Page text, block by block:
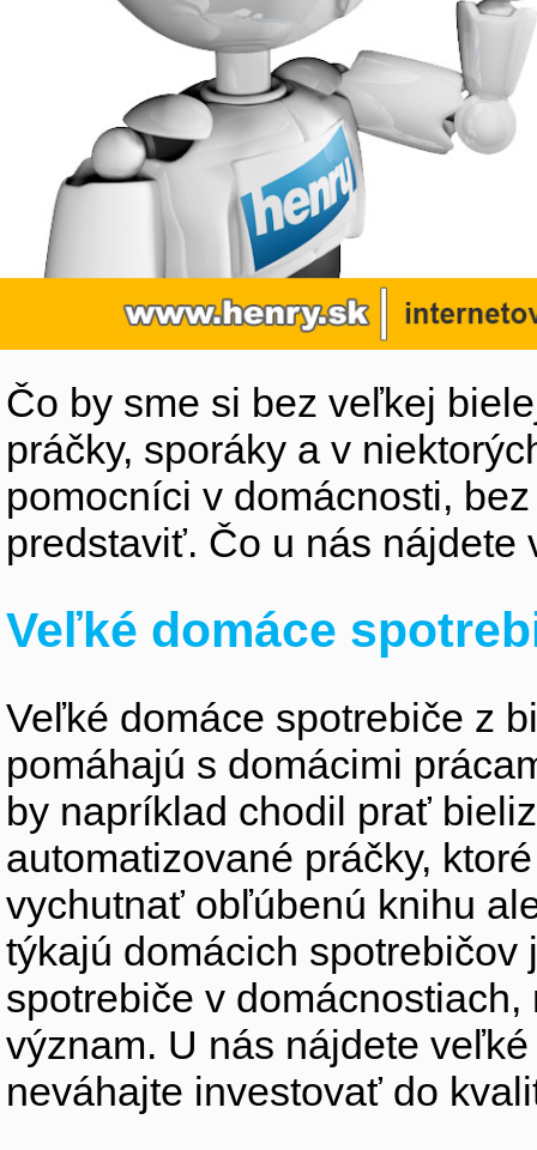
Čo by sme si bez veľkej
práčky, sporáky a v
pomocníci v domácnosti,
predstaviť. Čo u nás
Veľké domáce
Veľké domáce spotrebiče z
pomáhajú s domácimi
by napríklad chodil prať
automatizované práčky,
vychutnať obľúbenú knihu
týkajú domácich
spotrebiče v
význam. U nás nájdete
neváhajte investovať do